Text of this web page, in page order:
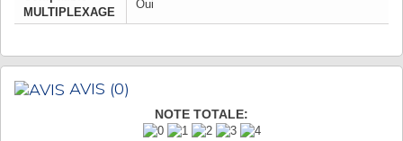
MULTIPLEXAGE
Oui
AVIS (0)
NOTE TOTALE: